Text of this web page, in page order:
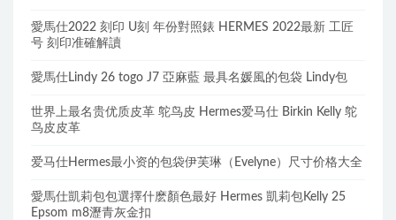
愛馬仕2022 刻印 U刻 年份對照錶 HERMES 2022最新 工匠
号 刻印准確解讀
愛馬仕Lindy 26 togo J7 亞麻藍 最具名媛風的包袋 Lindy包
世界上最名贵优质皮革 鸵鸟皮 Hermes爱马仕 Birkin Kelly 鸵
鸟皮皮革
爱马仕Hermes最小资的包袋伊芙琳（Evelyne）尺寸价格大全
愛馬仕凱莉包包選擇什麽顏色最好 Hermes 凱莉包Kelly 25
Epsom m8瀝青灰金扣